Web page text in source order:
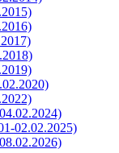
02.02.2025)